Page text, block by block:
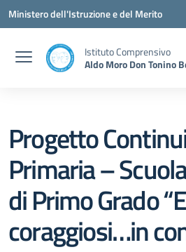
Vai ai contenuti
Vai al menu di navigazione
Vai al footer
Ministero dell'Istruzione e del Merito
Istituto Comprensivo
Aldo Moro Don Tonino
Progetto
Primaria –
di Primo Grado
coraggiosi…in